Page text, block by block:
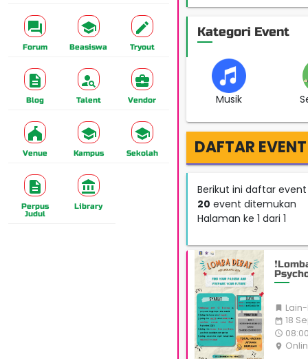
Forum Beasiswa Tryout
Blog Talent Vendor
Venue Kampus Sekolah
Perpus
Judul
Library
Kategori Event
Musik
DAFTAR EVENT
Berikut ini daftar
20 event ditemukan
Halaman ke 1 dari 1
date_range 18
access_time
place